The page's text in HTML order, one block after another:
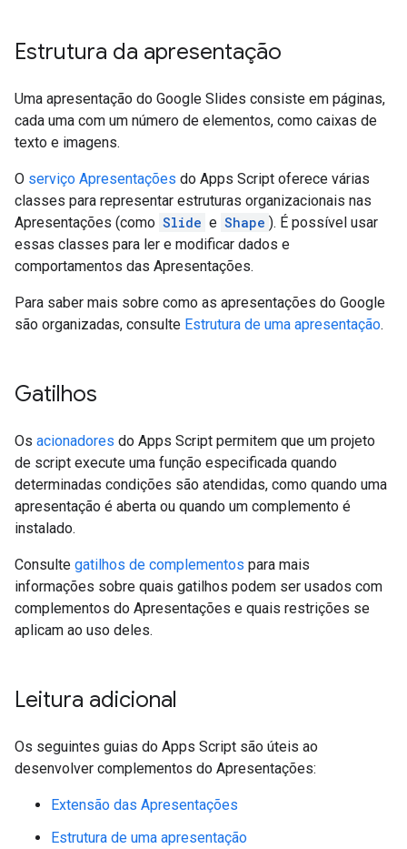
Estrutura da apresentação
Uma apresentação do Google Slides consiste em páginas,
cada uma com um número de elementos, como caixas de
texto e imagens.
O serviço Apresentações do Apps Script oferece várias
classes para representar estruturas organizacionais nas
Apresentações (como Slide e Shape ). É possível usar
essas classes para ler e modificar dados e
comportamentos das Apresentações.
Para saber mais sobre como as apresentações do Google
são organizadas, consulte Estrutura de uma apresentação.
Gatilhos
Os acionadores do Apps Script permitem que um projeto
de script execute uma função especificada quando
determinadas condições são atendidas, como quando uma
apresentação é aberta ou quando um complemento é
instalado.
Consulte gatilhos de complementos para mais
informações sobre quais gatilhos podem ser usados com
complementos do Apresentações e quais restrições se
aplicam ao uso deles.
Leitura adicional
Os seguintes guias do Apps Script são úteis ao
desenvolver complementos do Apresentações:
Extensão das Apresentações
Estrutura de uma apresentação